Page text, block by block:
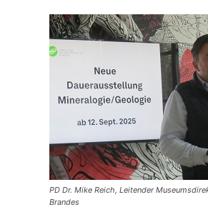
PD Dr. Mike Reich, Leitender
Brandes